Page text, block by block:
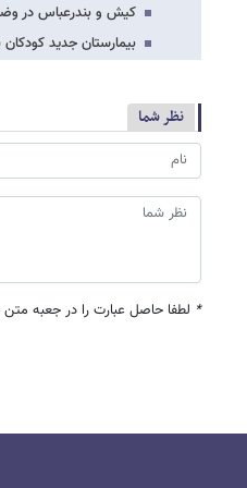
کیش و بندرعباس در
بیمارستان جدید
نظر شما
* لطفا حاصل عبارت را در جعبه متن